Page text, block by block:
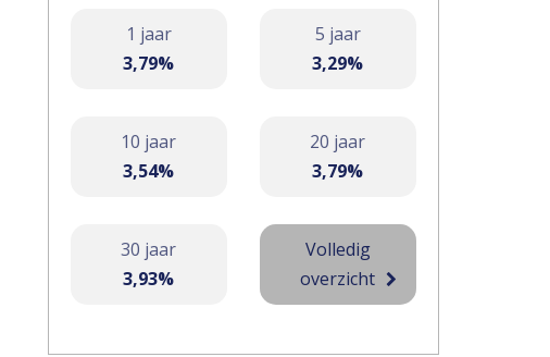
1 jaar
3,79%
5 jaar
3,29%
10 jaar
3,54%
20 jaar
3,79%
30 jaar
3,93%
Volledig
overzicht